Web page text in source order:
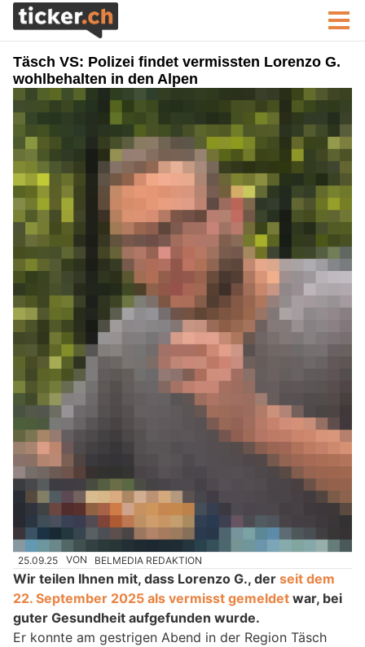
Täsch VS: Polizei findet vermissten Lorenzo G.
wohlbehalten in den Alpen
25.09.25 VON BELMEDIA REDAKTION
Wir teilen Ihnen mit, dass Lorenzo G., der seit dem
22. September 2025 als vermisst gemeldet war, bei
guter Gesundheit aufgefunden wurde.
Er konnte am gestrigen Abend in der Region Täsch